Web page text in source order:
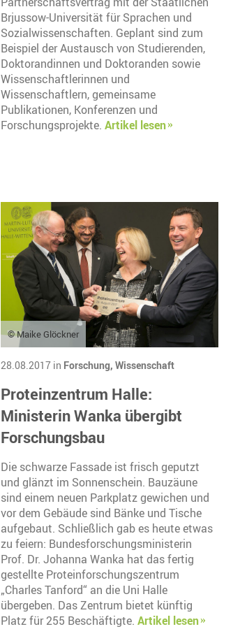
Brjussow-Universität für Sprachen und
Sozialwissenschaften. Geplant sind zum
Beispiel der Austausch von Studierenden,
Doktorandinnen und Doktoranden sowie
Wissenschaftlerinnen und
Wissenschaftlern, gemeinsame
Publikationen, Konferenzen und
Forschungsprojekte. Artikel lesen
© Maike Glöckner
28.08.2017 in Forschung, Wissenschaft
Proteinzentrum Halle:
Ministerin Wanka übergibt
Forschungsbau
Die schwarze Fassade ist frisch geputzt
und glänzt im Sonnenschein. Bauzäune
sind einem neuen Parkplatz gewichen und
vor dem Gebäude sind Bänke und Tische
aufgebaut. Schließlich gab es heute etwas
zu feiern: Bundesforschungsministerin
Prof. Dr. Johanna Wanka hat das fertig
gestellte Proteinforschungszentrum
„Charles Tanford“ an die Uni Halle
übergeben. Das Zentrum bietet künftig
Platz für 255 Beschäftigte. Artikel lesen